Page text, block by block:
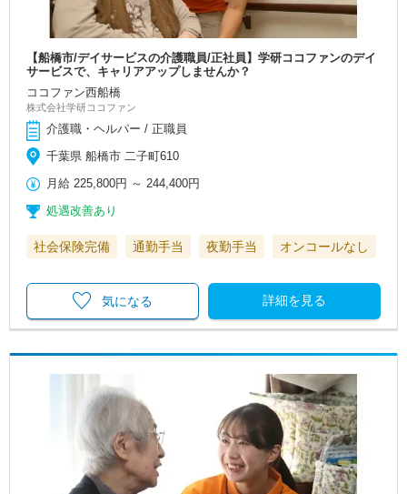
【船橋市/デイサービスの介護職員/正社員】学研ココファンのデイ
サービスで、キャリアアップしませんか？
ココファン西船橋
株式会社学研ココファン
介護職・ヘルパー / 正職員
千葉県 船橋市 二子町610
月給 225,800円 ～244,400円
処遇改善あり
社会保険完備 通勤手当 夜勤手当 オンコールなし
詳細を見る
気になる